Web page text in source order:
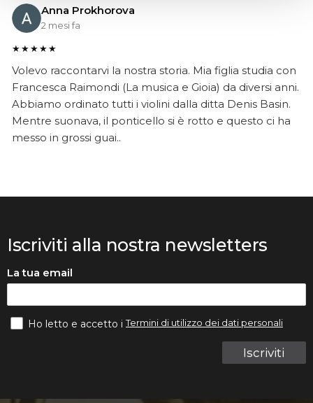
Anna Prokhorova
2 mesi fa
★★★★★
Volevo raccontarvi la nostra storia. Mia figlia studia con
Francesca Raimondi (La musica e Gioia) da diversi anni.
Abbiamo ordinato tutti i violini dalla ditta Denis Basin.
Mentre suonava, il ponticello si è rotto e questo ci ha
messo in grossi guai..
Iscriviti alla nostra newsletters
La tua email
Iscriviti
Ho letto e accetto iTermini di utilizzo dei dati personali